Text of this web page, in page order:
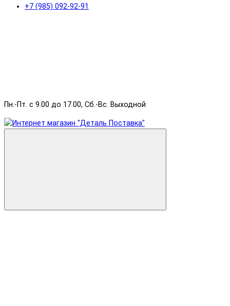
+7 (985) 092-92-91
Пн.-Пт. с 9.00 до 17.00, Сб.-Вс. Выходной